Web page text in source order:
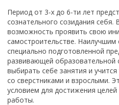
Период от 3-х до 6-ти лет
сознательного созидания
возможность проявить свою
самостроительстве.
специально подготовленной
развивающей образовательной
выбирать себе занятия и
со сверстниками и взрослыми.
условием для достижения
работы.